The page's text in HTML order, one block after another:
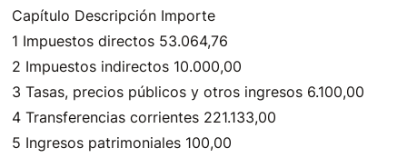
Capítulo Descripción Importe
1 Impuestos directos 53.064,76
2 Impuestos indirectos 10.000,00
3 Tasas, precios públicos y otros ingresos 6.100,00
4 Transferencias corrientes 221.133,00
5 Ingresos patrimoniales 100,00